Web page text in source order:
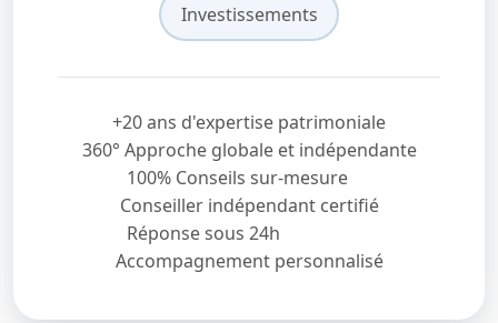
Investissements
+20 ans d'expertise patrimoniale
360° Approche globale et indépendante
100% Conseils sur-mesure
Conseiller indépendant certifié
Réponse sous 24h
Accompagnement personnalisé